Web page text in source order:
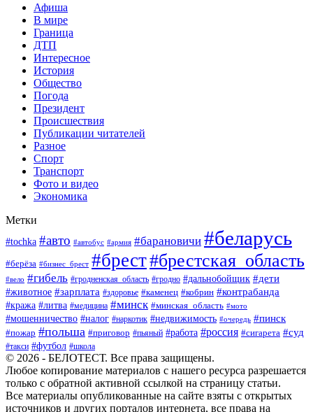
Афиша
В мире
Граница
ДТП
Интересное
История
Общество
Погода
Президент
Происшествия
Публикации читателей
Разное
Спорт
Транспорт
Фото и видео
Экономика
Метки
#tochka #авто #автобус #армия #барановичи #беларусь
#берёза #бизнес_брест #брест#брестская_область
#вело #гибель #гродненская_область #гродно #дальнобойщик #дети
#животное #зарплата #здоровье #каменец #кобрин #контрабанда
#кража #литва #медицина #минск #минская_область #мото
#мошенничество #налог #наркотик #недвижимость #очередь #пинск
#пожар #польша #приговор #пьяный #работа #россия #сигарета #суд
#такси #футбол #школа
© 2026 - БЕЛОТЕСТ. Все права защищены.
Любое копирование материалов с нашего ресурса разрешается
только с обратной активной ссылкой на страницу статьи.
Все материалы опубликованные на сайте взяты с открытых
источников и других порталов интернета, все права на